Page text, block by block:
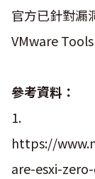
官方已針對漏
VMware
參考資料：
1.
https://
are-esxi-